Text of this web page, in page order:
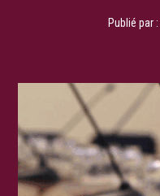
Publié par :